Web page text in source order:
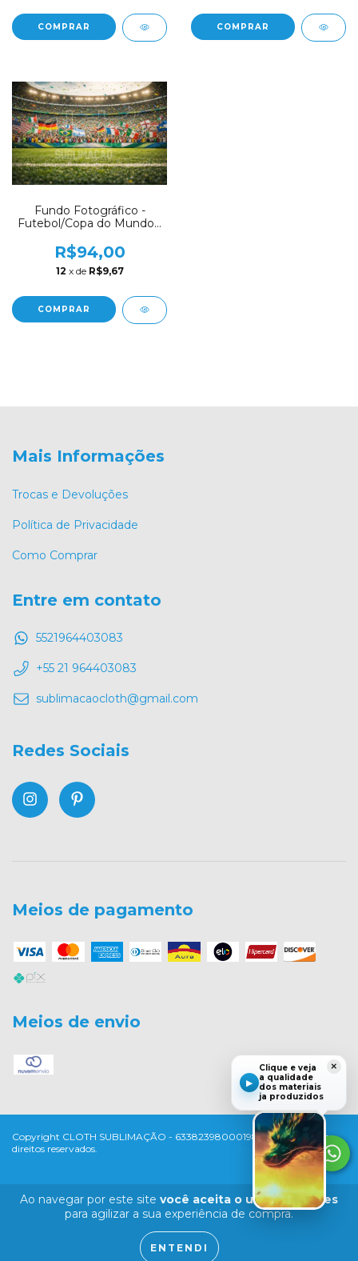
Ao navegar por este site você aceita o uso de cookies
para agilizar a sua experiência de compra.
ENTENDI
COMPRAR COMPRAR
Fundo Fotográfico -
Futebol/Copa do Mundo -
R$94,00
12 x de R$9,67
COMPRAR
Mais Informações
Trocas e Devoluções
Política de Privacidade
Como Comprar
Entre em contato
5521964403083
+55 21 964403083
sublimacaocloth@gmail.com
Redes Sociais
Meios de pagamento
Meios de envio
Copyright CLOTH SUBLIMAÇÃO - 63382398000198 - 2026. Todos os
direitos reservados.
×
▶
Clique e veja
a qualidade
dos materiais
ja produzidos